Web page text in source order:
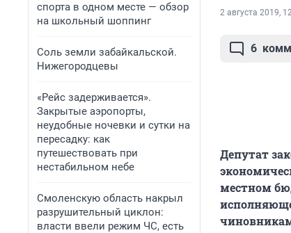
спорта в одном месте — обзор
на школьный шоппинг
Соль земли забайкальской.
Нижегородцевы
«Рейс задерживается».
Закрытые аэропорты,
неудобные ночевки и сутки на
пересадку: как
путешествовать при
нестабильном небе
Смоленскую область накрыл
разрушительный циклон:
власти ввели режим ЧС, есть
2 августа 2019,
6
Депутат
местном